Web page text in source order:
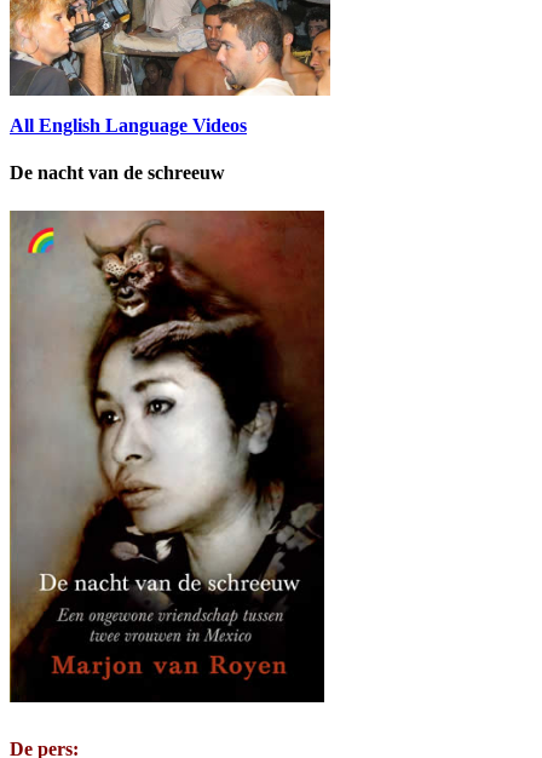
All English Language Videos
De nacht van de schreeuw
De pers: